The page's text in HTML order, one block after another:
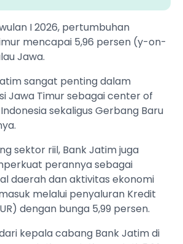
I 2026, pertumbuhan
mencapai 5,96 persen (y-on-
Jawa.
sangat penting dalam
Jawa Timur sebagai center of
sekaligus Gerbang Baru
sektor riil, Bank Jatim juga
perannya sebagai
daerah dan aktivitas ekonomi
melalui penyaluran Kredit
dengan bunga 5,99 persen.
kepala cabang Bank Jatim di